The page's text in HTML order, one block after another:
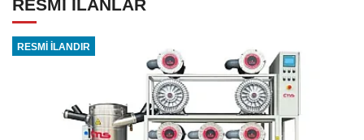
RESMİ İLANLAR
RESMİ İLANDIR